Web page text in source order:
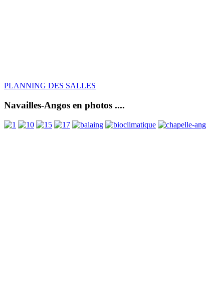
PLANNING DES SALLES
Navailles-Angos en photos ....